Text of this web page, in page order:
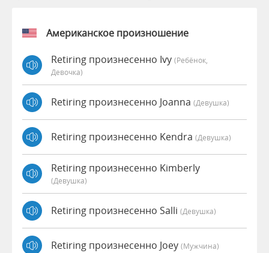
Американское произношение
Retiring произнесенно Ivy (Ребёнок,
Девочка)
Retiring произнесенно Joanna (девушка)
Retiring произнесенно Kendra (девушка)
Retiring произнесенно Kimberly
(девушка)
Retiring произнесенно Salli (девушка)
Retiring произнесенно Joey (мужчина)